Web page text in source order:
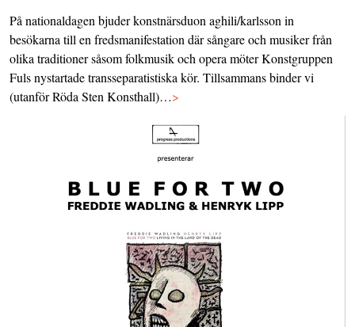
På nationaldagen bjuder konstnärsduon aghili/karlsson in
besökarna till en fredsmanifestation där sångare och musiker från
olika traditioner såsom folkmusik och opera möter Konstgruppen
Fuls nystartade transseparatistiska kör. Tillsammans binder vi
(utanför Röda Sten Konsthall)…>